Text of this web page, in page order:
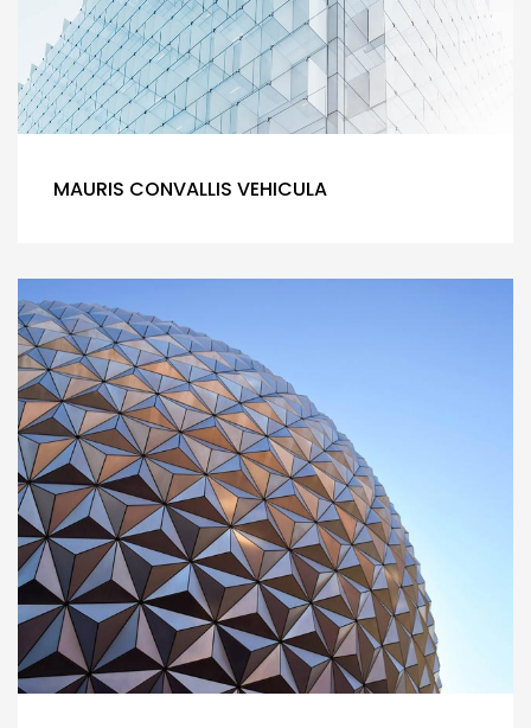
MAURIS CONVALLIS VEHICULA